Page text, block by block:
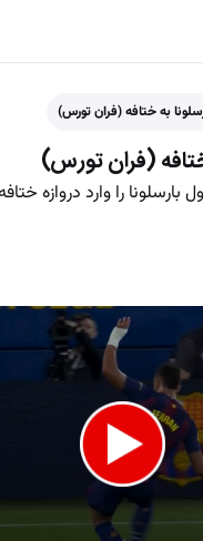
به ختافه (فران تورس)
(فران تورس)
را وارد دروازه